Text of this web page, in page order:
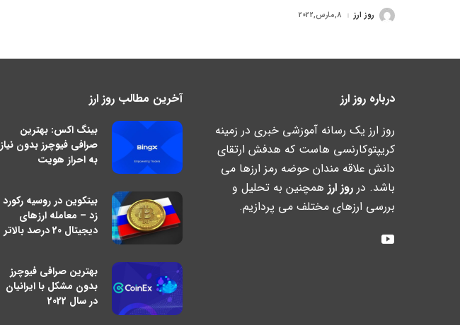
ارسال روز ارز 8,مارس,2022
درباره روز ارز
روز ارز یک رسانه آموزشی خبری در زمینه
کریپتوکارنسی هاست که هدفش ارتقای
دانش علاقه مندان حوضه رمز ارزها می
باشد. در روز ارز همچنین به تحلیل و
بررسی ارزهای مختلف می پردازیم.
آخرین مطالب روز ارز
بینگ اکس: بهترین
صرافی فیوچرز بدون نیاز
به احراز هویت
بیتکوین در روسیه رکورد
زد – معامله ارزهای
دیجیتال 20 درصد بالاتر
بهترین صرافی فیوچرز
بدون مشکل با ایرانیان
در سال 2022